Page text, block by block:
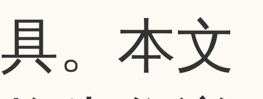
具。本文